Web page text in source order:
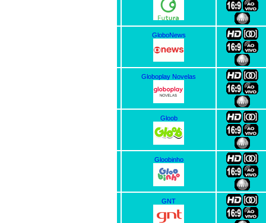
GloboNews
Globoplay Novelas
Gloob
Gloobinho
GNT